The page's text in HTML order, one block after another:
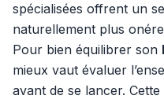
spécialisées offrent un
naturellement plus
Pour bien équilibrer son
mieux vaut évaluer
avant de se lancer.